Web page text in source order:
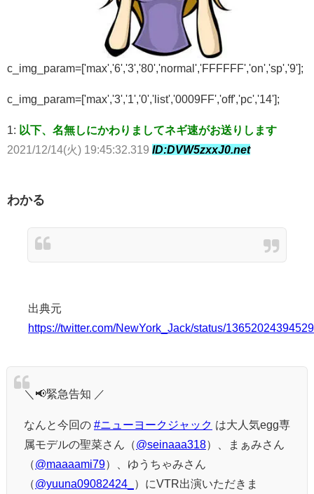
c_img_param=['max','6','3','80','normal','FFFFFF','on','sp','9'];
c_img_param=['max','3','1','0','list','0009FF','off','pc','14'];
1: 以下、名無しにかわりましてネギ速がお送りします
2021/12/14(火) 19:45:32.319 ID:DVW5zxxJ0.net
わかる
出典元
https://twitter.com/NewYork_Jack/status/
＼📢緊急告知 ／
なんと今回の #ニューヨークジャック は大人気egg専
属モデルの聖菜さん（@seinaaa318）、まぁみさん
（@maaaami79）、ゆうちゃみさん
（@yuuna09082424_
）にVTR出演いただきま